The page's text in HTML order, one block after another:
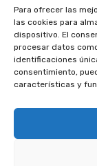
Para ofrecer las
las cookies para
dispositivo. El
procesar datos
identificaciones
consentimiento,
características y
DÓNDE
Calle Mayor
04630
+34 950 13